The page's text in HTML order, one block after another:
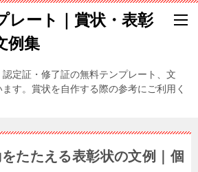
レート｜賞状・表彰
例集
定証・修了証の無料テンプレート、文
す。賞状を自作する際の参考にご利用く
たたえる表彰状の文例｜個